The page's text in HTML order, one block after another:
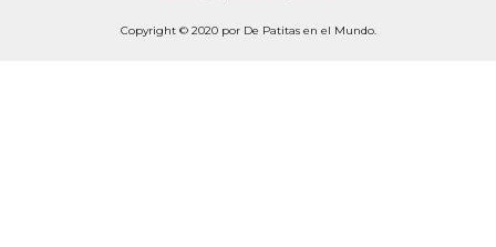
Copyright © 2020 por De Patitas en el Mundo.